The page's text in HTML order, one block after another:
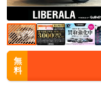
無
料